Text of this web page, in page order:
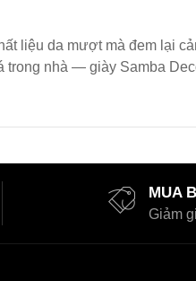
liệu da mượt mà đem lại
trong nhà — giày Samba
MUA
Giảm